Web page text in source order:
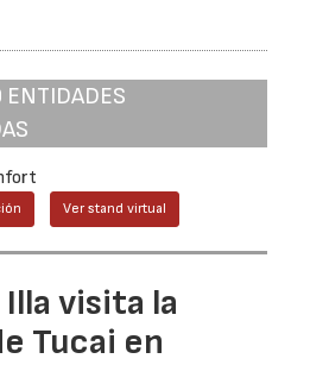
ENTIDADES
Ver stand virtual
visita la
Tucai en